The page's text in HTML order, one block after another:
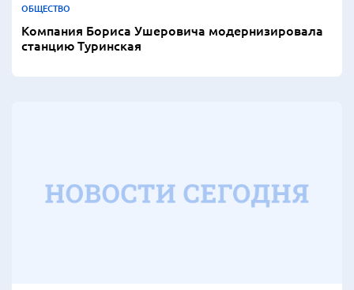
ОБЩЕСТВО
Компания Бориса Ушеровича модернизировала
станцию Туринская